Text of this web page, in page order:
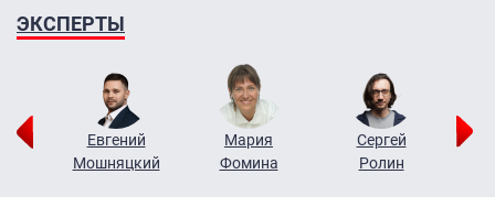
ЭКСПЕРТЫ
Евгений
Мошняцкий
Мария
Фомина
Сергей
Ролин